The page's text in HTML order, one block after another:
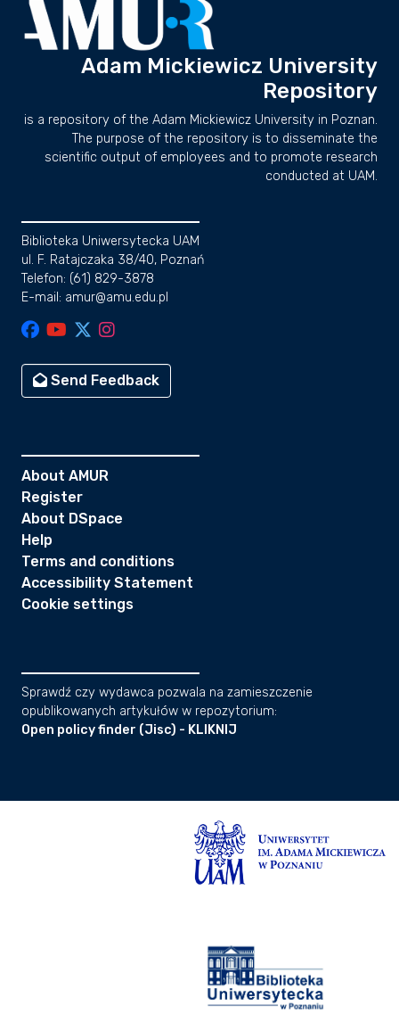
Adam Mickiewicz University
Repository
is a repository of the Adam Mickiewicz University in Poznan.
The purpose of the repository is to disseminate the
scientific output of employees and to promote research
conducted at UAM.
Biblioteka Uniwersytecka UAM
ul. F. Ratajczaka 38/40, Poznań
Telefon: (61) 829-3878
E-mail: amur@amu.edu.pl
Send Feedback
About AMUR
Register
About DSpace
Help
Terms and conditions
Accessibility Statement
Cookie settings
Sprawdź czy wydawca pozwala na zamieszczenie
opublikowanych artykułów w repozytorium:
Open policy finder (Jisc) - KLIKNIJ